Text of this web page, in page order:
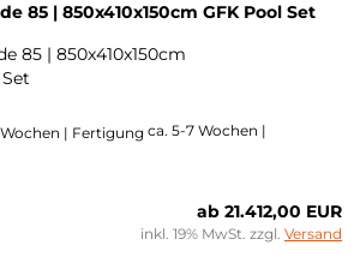
85 | 850x410x150cm GFK Pool Set
85 | 850x410x150cm
ca. 5-7 Wochen |
ab 21.412,00 EUR
inkl. 19% MwSt. zzgl. Versand